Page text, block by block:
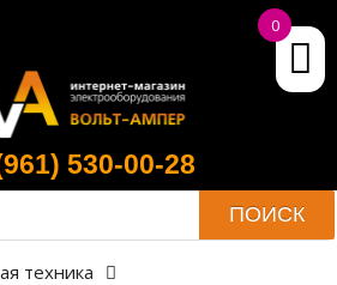
530-00-28
ПОИСК
техника
0